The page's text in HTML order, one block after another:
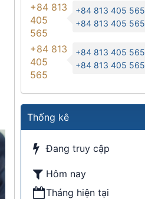
+84 813
405
565
+84 813 405 565
+84 813 405 565
+84 813
405
565
+84 813 405 565
+84 813 405 565
Thống kê
Đang truy cập
Hôm nay
Tháng hiện tại